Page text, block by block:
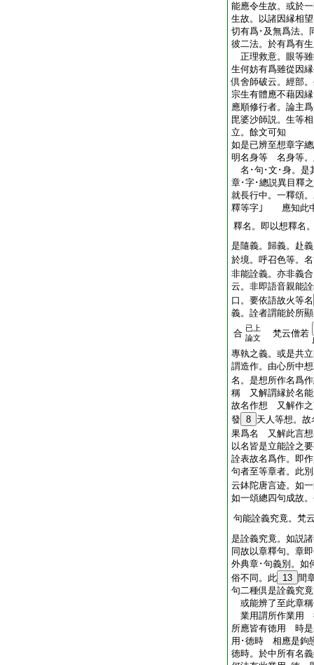
能應令生故。或於
生故。以諸因縁相
切有爲･及無爲法。
彼二法。於有爲有
正理救意。眼等
生何妨有爲雖從因
倶舍師破云。經部
宗生有體應不藉
應順修行者。論主
毘婆沙師説。生等
立。餘文可知
如是已辨至想章字
明名身等 名身等
名･句･文･身。是
章･字･總説異目
就長行中。一釋頌
釋等字｣ 應知此中
釋名。即以想釋名
是隨義。歸義。赴
於境。呼召色等。
非能詮義。亦非義
云。非即語音親能
口。要依語故火等名
義。詮者謂能於所
合 已上
論文
梵云僧若
專執之義。或是共
謂造作。由心所中
名。是想所作名爲
稱 又解謂縁於名能
故名作想 又解作之
發 8 天人等想。
果爲名 又解此言想
以名皆是立能詮之
詮表故名爲作。即
句者至等章者。此
云鉢陀唐言迹。如
如一頌總四句成故
句能詮義究竟。梵
是詮義究竟。如説
同故以章釋句。章
外典章･句義別。
俗不同。此 13 間
句二種倶是詮義究
或能辨了至此章
業用謂所作業用
所應皆有徳用 時是
用･徳時 相應是鉤
徳時。於中所有名